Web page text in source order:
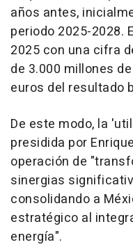
años antes,
periodo 2025-2028.
2025 con una cifra
de 3.000 millones
euros del resultado
De este modo, la
presidida por
operación de
sinergias
consolidando a
estratégico al
energía".